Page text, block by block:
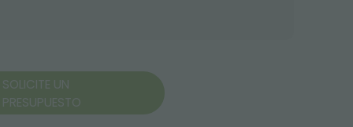
SOLICITE UN
PRESUPUESTO